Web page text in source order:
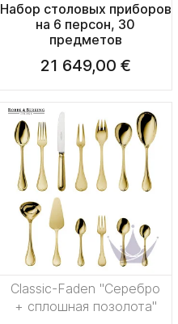
Набор столовых приборов
на 6 персон, 30
предметов
21 649,00 €
Classic-Faden "Серебро
+ сплошная позолота"